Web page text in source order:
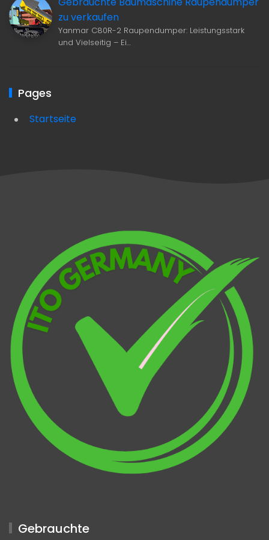
zu verkaufen
Yanmar C80R-2 Raupendumper: Leistungsstark
und Vielseitig – Ei…
Pages
Startseite
Gebrauchte